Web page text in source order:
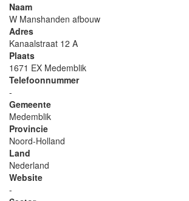
Naam
W Manshanden afbouw
Adres
Kanaalstraat 12 A
Plaats
1671 EX Medemblik
Telefoonnummer
-
Gemeente
Medemblik
Provincie
Noord-Holland
Land
Nederland
Website
-